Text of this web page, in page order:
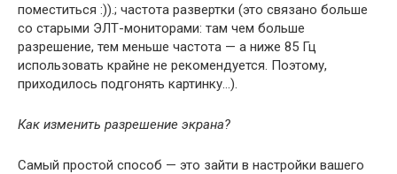
поместиться :)).; частота развертки (это связано больше
со старыми ЭЛТ-мониторами: там чем больше
разрешение, тем меньше частота — а ниже 85 Гц
использовать крайне не рекомендуется. Поэтому,
приходилось подгонять картинку…).
Как изменить разрешение экрана?
Самый простой способ — это зайти в настройки вашего